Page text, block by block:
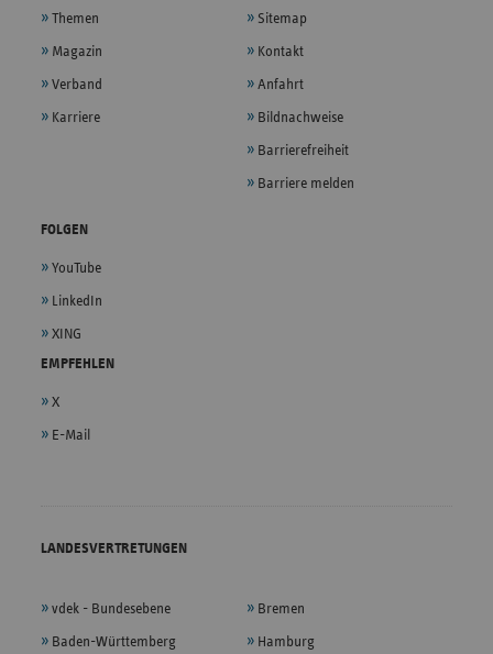
Themen
Magazin
Verband
Karriere
Sitemap
Kontakt
Anfahrt
Bildnachweise
Barrierefreiheit
Barriere melden
FOLGEN
YouTube
LinkedIn
XING
EMPFEHLEN
X
E-Mail
LANDESVERTRETUNGEN
vdek - Bundesebene
Baden-Württemberg
Bremen
Hamburg